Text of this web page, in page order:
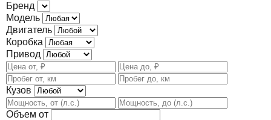
Бренд
Модель
Двигатель
Коробка
Привод
Кузов
Объем от